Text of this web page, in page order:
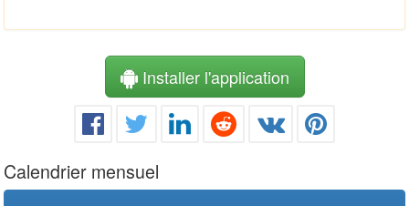
Installer l'application
Calendrier mensuel